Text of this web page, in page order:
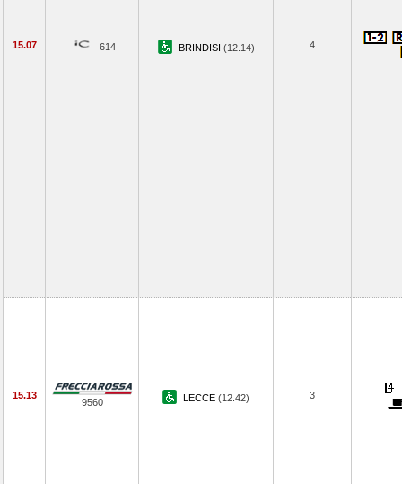
15.07 614 BRINDISI (12.14) 4
15.13
9560 LECCE (12.42) 3